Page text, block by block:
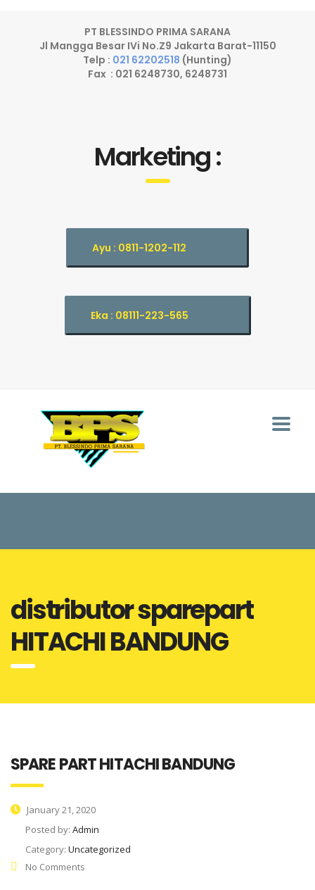
PT BLESSINDO PRIMA SARANA
Jl Mangga Besar IVi No.Z9 Jakarta Barat-11150
Telp : 021 62202518 (Hunting)
Fax : 021 6248730, 6248731
Marketing :
Ayu : 0811-1202-112
Eka : 08111-223-565
distributor sparepart
HITACHI BANDUNG
SPARE PART HITACHI BANDUNG
January 21, 2020
Posted by: Admin
Category: Uncategorized
No Comments